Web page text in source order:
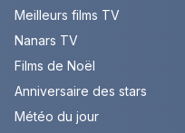
Meilleurs films TV
Nanars TV
Films de Noël
Anniversaire des stars
Météo du jour